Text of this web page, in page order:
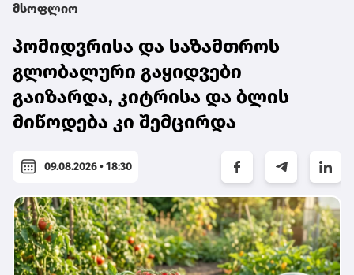
მსოფლიო
პომიდვრისა და საზამთროს
გლობალური გაყიდვები
გაიზარდა, კიტრისა და ბლის
მიწოდება კი შემცირდა
09.08.2026 • 18:30